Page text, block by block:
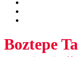
Boztepe